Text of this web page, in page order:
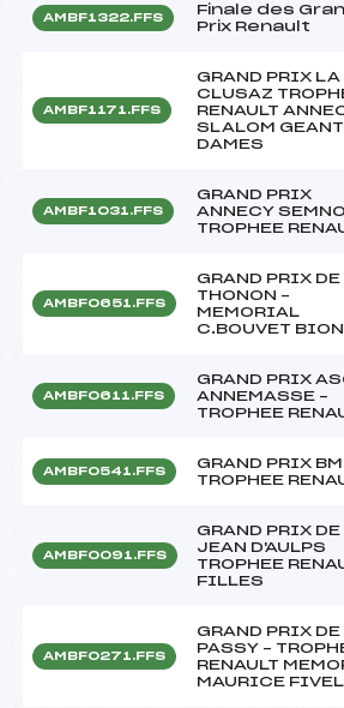
AMBF1322.FFS
Finale des
Prix Renault
AMBF1171.FFS
GRAND PRIX LA
CLUSAZ
RENAULT
SLALOM GEANT
DAMES
AMBF1031.FFS
GRAND PRIX
ANNECY
TROPHEE
AMBF0651.FFS
GRAND PRIX DE
THONON –
MEMORIAL
C.BOUVET
AMBF0611.FFS
GRAND PRIX
ANNEMASSE –
TROPHEE
AMBF0541.FFS
GRAND PRIX
TROPHEE
AMBF0091.FFS
GRAND PRIX DE
JEAN D'AULPS
TROPHEE
FILLES
AMBF0271.FFS
GRAND PRIX DE
PASSY –
RENAULT
MAURICE FIVEL